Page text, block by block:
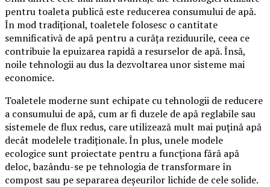
pentru toaleta publică este reducerea consumului de apă.
În mod tradițional, toaletele folosesc o cantitate
semnificativă de apă pentru a curăța reziduurile, ceea ce
contribuie la epuizarea rapidă a resurselor de apă. Însă,
noile tehnologii au dus la dezvoltarea unor sisteme mai
economice.
Toaletele moderne sunt echipate cu tehnologii de reducere
a consumului de apă, cum ar fi duzele de apă reglabile sau
sistemele de flux redus, care utilizează mult mai puțină apă
decât modelele tradiționale. În plus, unele modele
ecologice sunt proiectate pentru a funcționa fără apă
deloc, bazându-se pe tehnologia de transformare în
compost sau pe separarea deșeurilor lichide de cele solide.